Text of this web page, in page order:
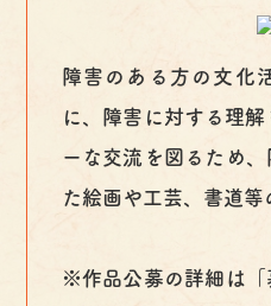
障害のある方の文化
に、障害に対する理
ーな交流を図るため
た絵画や工芸、書道等
※作品公募の詳細は「